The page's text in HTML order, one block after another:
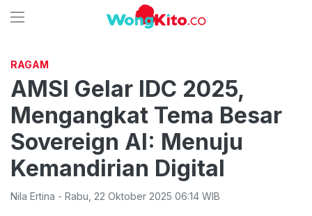
RAGAM
AMSI Gelar IDC 2025,
Mengangkat Tema Besar
Sovereign AI: Menuju
Kemandirian Digital
Nila Ertina - Rabu 22 Oktober 2025 06:14 WIB